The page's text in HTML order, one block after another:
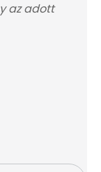
az adott